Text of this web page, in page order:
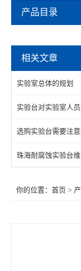
产品目录
实验台
通风柜
实验室高柜
相关文章
实验室总体的规划
实验台对实验室人
选购实验台需要注
珠海耐腐蚀实验台
你的位置：首页 >